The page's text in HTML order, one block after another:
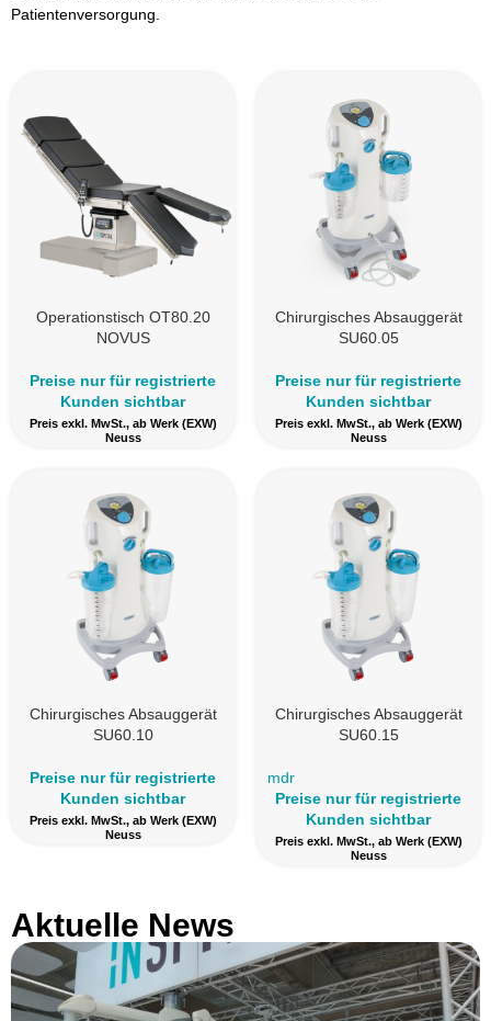
Patientenversorgung.
Operationstisch OT80.20
NOVUS
Preise nur für registrierte
Kunden sichtbar
Preis exkl. MwSt., ab Werk (EXW)
Neuss
Chirurgisches Absauggerät
SU60.05
Preise nur für registrierte
Kunden sichtbar
Preis exkl. MwSt., ab Werk (EXW)
Neuss
Chirurgisches Absauggerät
SU60.10
Preise nur für registrierte
Kunden sichtbar
Preis exkl. MwSt., ab Werk (EXW)
Neuss
Chirurgisches Absauggerät
SU60.15
mdr
Preise nur für registrierte
Kunden sichtbar
Preis exkl. MwSt., ab Werk (EXW)
Neuss
Aktuelle News